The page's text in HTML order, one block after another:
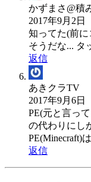
かずまさ@積
2017年9月2日
知ってた(前に
そうだな... タ
返信
あきクラTV
2017年9月6日
PE(元と言っ
の代わりにし
PE(Minecraft)
返信